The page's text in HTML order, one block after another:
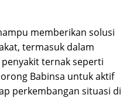
memberikan solusi
termasuk dalam
ternak seperti
Babinsa untuk aktif
perkembangan situasi di